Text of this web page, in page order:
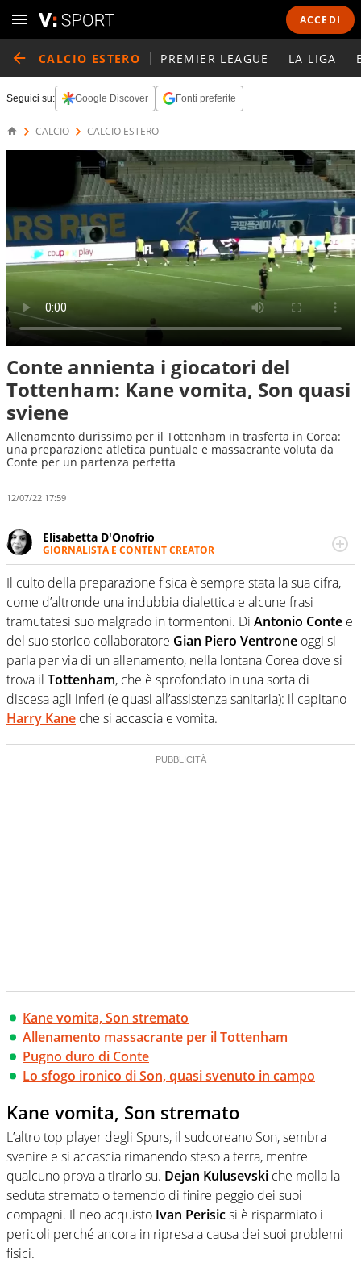
ACCEDI
CALCIO ESTERO PREMIER LEAGUE LA LIGA
Seguici su: Google Discover Fonti preferite
CALCIO CALCIO ESTERO
Conte annienta i giocatori del
Tottenham: Kane vomita, Son quasi
sviene
Allenamento durissimo per il Tottenham in trasferta in Corea:
una preparazione atletica puntuale e massacrante voluta da
Conte per un partenza perfetta
12/07/22 17:59
Elisabetta D'Onofrio
GIORNALISTA E CONTENT CREATOR
Giornalista professionista dal 2007, scrive per curiosità
personale e necessità: soprattutto di calcio, di sport e dei
suoi protagonisti, concedendosi innocenti evasioni
nell'ambito della creazione di format. Un tempo ala
destra, oggi si sente a suo agio nel ruolo di libero. Cura
una classifica riservata dei migliori 5 calciatori di sempre.
Il culto della preparazione fisica è sempre stata la sua cifra,
come d’altronde una indubbia dialettica e alcune frasi
tramutatesi suo malgrado in tormentoni. Di Antonio Conte e
del suo storico collaboratore Gian Piero Ventrone oggi si
parla per via di un allenamento, nella lontana Corea dove si
trova il Tottenham, che è sprofondato in una sorta di
discesa agli inferi (e quasi all’assistenza sanitaria): il capitano
Harry Kane che si accascia e vomita.
Kane vomita, Son stremato
Allenamento massacrante per il Tottenham
Pugno duro di Conte
Lo sfogo ironico di Son, quasi svenuto in campo
Kane vomita, Son stremato
L’altro top player degli Spurs, il sudcoreano Son, sembra
svenire e si accascia rimanendo steso a terra, mentre
qualcuno prova a tirarlo su. Dejan Kulusevski che molla la
seduta stremato o temendo di finire peggio dei suoi
compagni. Il neo acquisto Ivan Perisicsi è risparmiato i
pericoli perché ancora in ripresa a causa dei suoi problemi
fisici.